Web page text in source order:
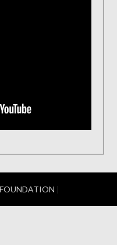
|